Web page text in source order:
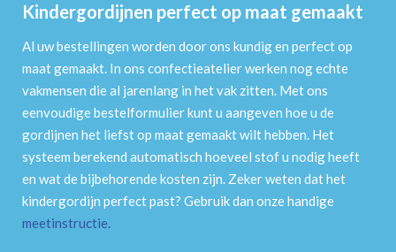
Kindergordijnen perfect op maat gemaakt
Al uw bestellingen worden door ons kundig en perfect op
maat gemaakt. In ons confectieatelier werken nog echte
vakmensen die al jarenlang in het vak zitten. Met ons
eenvoudige bestelformulier kunt u aangeven hoe u de
gordijnen het liefst op maat gemaakt wilt hebben. Het
systeem berekend automatisch hoeveel stof u nodig heeft
en wat de bijbehorende kosten zijn. Zeker weten dat het
kindergordijn perfect past? Gebruik dan onze handige
meetinstructie.